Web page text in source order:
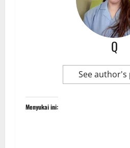
Q
See author's
Menyukai ini: